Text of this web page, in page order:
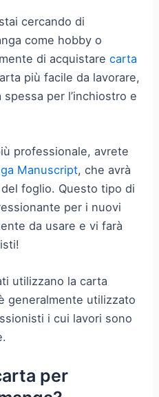
cercando di
come hobby o
di acquistarecarta
più facile da lavorare,
per l’inchiostro e
professionale, avrete
Manuscript, che avrà
foglio. Questo tipo di
per i nuovi
da usare e vi farà
utilizzano la carta
generalmente utilizzato
i cui lavori sono
per